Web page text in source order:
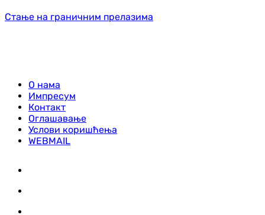
Стање на граничним прелазима
О нама
Импресум
Контакт
Оглашавање
Услови коришћења
WEBMAIL